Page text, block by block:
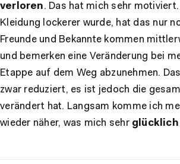
verloren. Das hat mich sehr
Kleidung lockerer wurde, hat das nur
Freunde und Bekannte kommen
und bemerken eine Veränderung bei
Etappe auf dem Weg abzunehmen.
zwar reduziert, es ist jedoch die
verändert hat. Langsam komme ich
wieder näher, was mich sehr glücklich